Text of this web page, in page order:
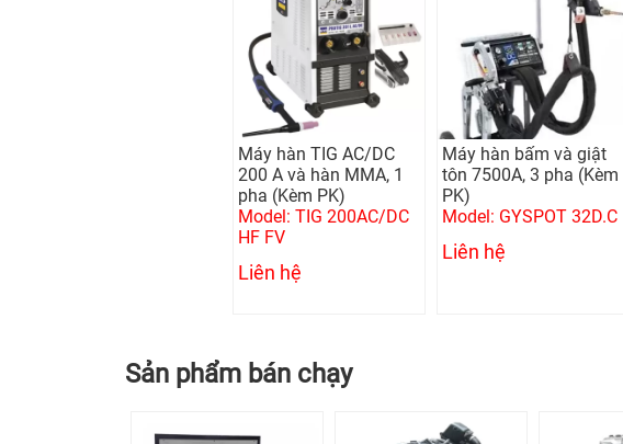
Máy hàn TIG AC/DC
200 A và hàn MMA, 1
pha (Kèm PK)
Model: TIG 200AC/DC
HF FV
Liên hệ
Máy hàn bấm và giật
tôn 7500A, 3 pha (Kèm
PK)
Model: GYSPOT 32D.C
Liên hệ
Sản phẩm bán chạy